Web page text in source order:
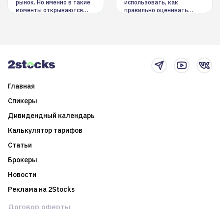
рынок. Но именно в такие
моменты открываются
использовать, как
правильно оценивать
Главная
Спикеры
Дивидендный календарь
Калькулятор тарифов
Статьи
Брокеры
Новости
Реклама на 2Stocks
Договор оферты